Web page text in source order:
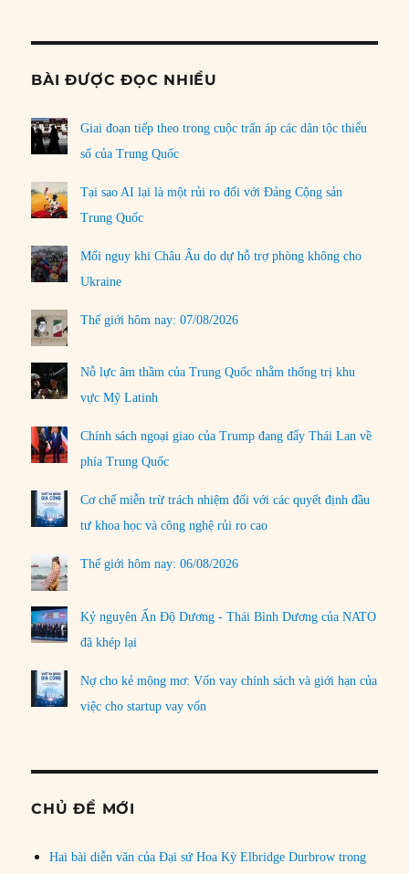
BÀI ĐƯỢC ĐỌC NHIỀU
Giai đoạn tiếp theo trong cuộc trấn áp các dân tộc thiểu
số của Trung Quốc
Tại sao AI lại là một rủi ro đối với Đảng Cộng sản
Trung Quốc
Mối nguy khi Châu Âu do dự hỗ trợ phòng không cho
Ukraine
Thế giới hôm nay: 07/08/2026
Nỗ lực âm thầm của Trung Quốc nhằm thống trị khu
vực Mỹ Latinh
Chính sách ngoại giao của Trump đang đẩy Thái Lan về
phía Trung Quốc
Cơ chế miễn trừ trách nhiệm đối với các quyết định đầu
tư khoa học và công nghệ rủi ro cao
Thế giới hôm nay: 06/08/2026
Kỷ nguyên Ấn Độ Dương - Thái Bình Dương của NATO
đã khép lại
Nợ cho kẻ mộng mơ: Vốn vay chính sách và giới hạn của
việc cho startup vay vốn
CHỦ ĐỀ MỚI
Hai bài diễn văn của Đại sứ Hoa Kỳ Elbridge Durbrow trong